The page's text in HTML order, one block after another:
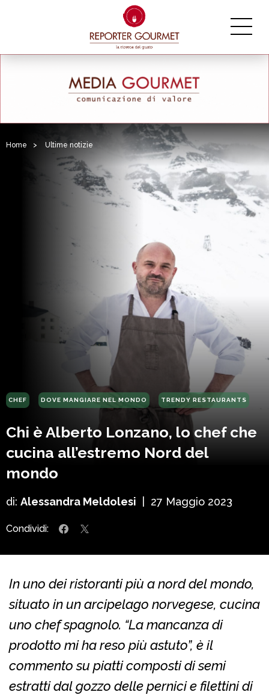
Home > Ultime notizie
CHEF DOVE MANGIARE NEL MONDO TRENDY RESTAURANTS
Chi è Alberto Lonzano, lo chef che
cucina all’estremo Nord del
mondo
di: Alessandra Meldolesi 27 Maggio 2023
Condividi:
In uno dei ristoranti più a nord del mondo,
situato in un arcipelago norvegese, cucina
uno chef spagnolo. “La mancanza di
prodotto mi ha reso più astuto”, è il
commento su piatti composti di semi
estratti dal gozzo delle pernici e filettini di